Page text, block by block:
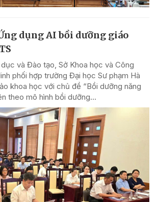
dụng AI bồi dưỡng giáo
dục và Đào tạo, Sở Khoa học và Công
phối hợp trường Đại học Sư phạm Hà
khoa học với chủ đề “Bồi dưỡng năng
theo mô hình bồi dưỡng...